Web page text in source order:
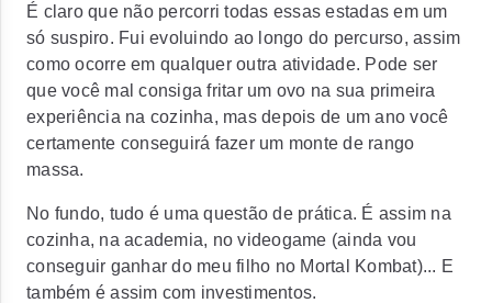
É claro que não percorri todas essas estadas em um
só suspiro. Fui evoluindo ao longo do percurso, assim
como ocorre em qualquer outra atividade. Pode ser
que você mal consiga fritar um ovo na sua primeira
experiência na cozinha, mas depois de um ano você
certamente conseguirá fazer um monte de rango
massa.
No fundo, tudo é uma questão de prática. É assim na
cozinha, na academia, no videogame (ainda vou
conseguir ganhar do meu filho no Mortal Kombat)... E
também é assim com investimentos.